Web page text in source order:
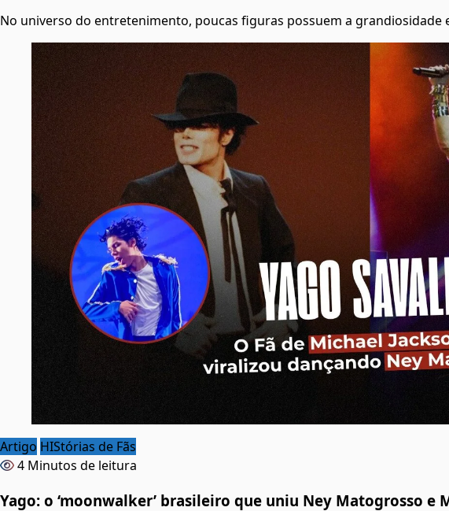
No universo do entretenimento, poucas figuras possuem a grandiosidade
Artigo HIStórias de Fãs
4 Minutos de leitura
Yago: o ‘moonwalker’ brasileiro que uniu Ney Matogrosso e